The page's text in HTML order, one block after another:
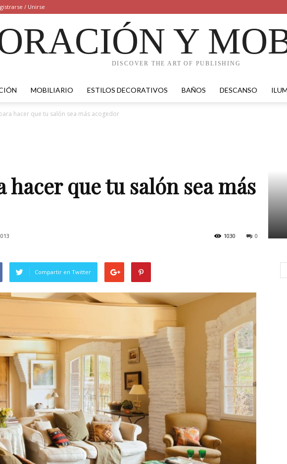
/ Unirse
Y
DISCOVER THE ART OF PUBLISHING
MOBILIARIO ESTILOS DECORATIVOS BAÑOS DESCANSO
hacer que tu salón sea más acogedor
hacer que tu salón sea más
0
1030
Compartir en Twitter